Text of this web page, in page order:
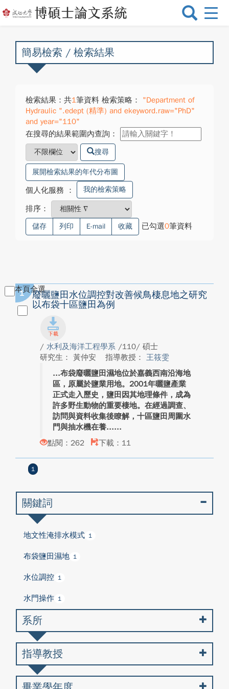
選
換
簡易檢索 / 檢索結果
檢索結果：共1筆資料 檢索策略：
"Department of
Hydraulic ".edept (精準) and ekeyword.raw="PhD"
and year="110"
在搜尋的結果範圍內查詢：
搜尋
展開檢索結果的年代分布圖
個人化服務 ： 我的檢索策略
排序：
儲存 列印 E-mail 收藏 已勾選0筆資料
本頁全選
1
廢曬鹽田水位調控對改善候鳥棲息地之研究
以布袋十區鹽田為例
/ 水利及海洋工程學系 /110/ 碩士
研究生： 黃仲安
指導教授： 王筱雯
布袋廢曬鹽田濕地位於嘉義西南沿海地
區，原屬於鹽業用地。2001年曬鹽產業
正式走入歷史，鹽田因其地理條件，成為
許多野生動物的重要棲地。在經過調查、
訪問與資料收集後瞭解，十區鹽田周圍水
門與抽水機在養...
點閱：262
下載：11
1
關鍵詞
地文性淹排水模式 1
布袋鹽田濕地 1
水位調控 1
水門操作 1
系所
指導教授